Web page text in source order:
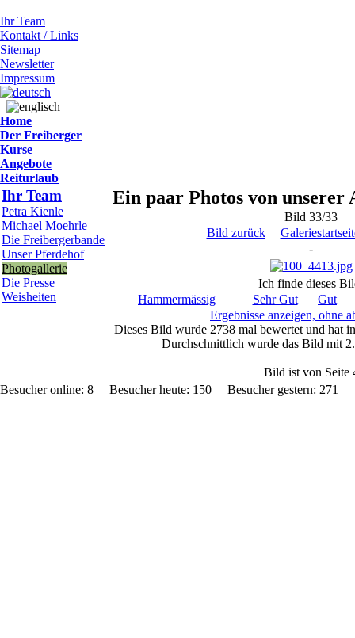
Ihr Team
Kontakt / Links
Sitemap
Newsletter
Impressum
Home
Der Freiberger
Kurse
Angebote
Reiturlaub
Ihr Team
Petra Kienle
Michael Moehrle
Die Freibergerbande
Unser Pferdehof
Photogallerie
Die Presse
Weisheiten
Ein paar Photos von unserer
Bild 33/33
Bild zurück|
-
Ich finde dieses
Hammermässig
Sehr Gut
Gut
Ergebnisse anzeigen, ohne
Dieses Bild wurde 2738 mal bewertet und hat
Durchschnittlich wurde das Bild mit
Bild ist von Seite
Besucher online: 8 Besucher heute: 150 Besucher gestern: